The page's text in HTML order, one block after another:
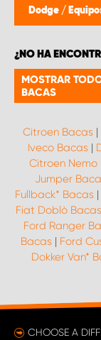
Dodge /
¿NO HA
MOSTRAR
BACAS
Citroen Bacas |
Iveco Bacas |
Citroen Nemo
Jumper
Fullback* Bacas |
Fiat Doblò Bacas
Ford Ranger
Bacas | Ford
Dokker Van*
CHOOSE A